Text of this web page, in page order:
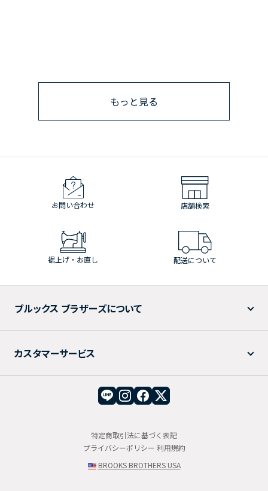
もっと見る
お問い合わせ 店舗検索
裾上げ・お直し 配送について
ブルックス ブラザーズについて
カスタマーサービス
特定商取引法に基づく表記
プライバシーポリシー 利用規約
BROOKS BROTHERS USA